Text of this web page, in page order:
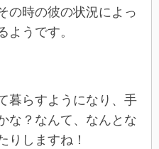
の時の彼の状況によっ
ようです。
暮らすようになり、手
な？なんて、なんとな
りしますね！